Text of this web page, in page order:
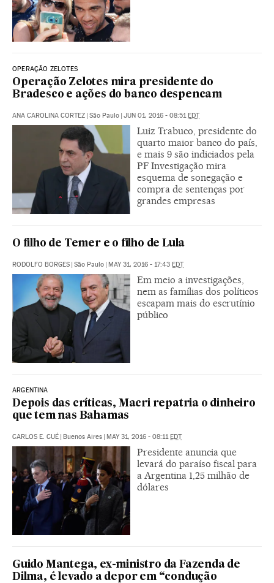
OPERAÇÃO ZELOTES
Operação Zelotes mira presidente do
Bradesco e ações do banco despencam
ANA CAROLINA CORTEZ | São Paulo | JUN 01, 2016 - 08:51EDT
Luiz Trabuco, presidente do
quarto maior banco do país,
e mais 9 são indiciados pela
PF Investigação mira
esquema de sonegação e
compra de sentenças por
grandes empresas
O filho de Temer e o filho de Lula
RODOLFO BORGES | São Paulo | MAY 31, 2016 - 17:43 EDT
Em meio a investigações,
nem as famílias dos políticos
escapam mais do escrutínio
público
ARGENTINA
Depois das críticas, Macri repatria o dinheiro
que tem nas Bahamas
CARLOS E. CUÉ | Buenos Aires | MAY 31, 2016 - 08:11 EDT
Presidente anuncia que
levará do paraíso fiscal para
a Argentina 1,25 milhão de
dólares
Guido Mantega, ex-ministro da Fazenda de
Dilma, é levado a depor em “condução